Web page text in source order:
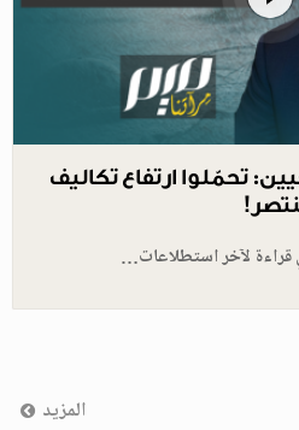
تحمّلوا ارتفاع تكاليف
قراءة لآخر استطلاعات…
المزيد